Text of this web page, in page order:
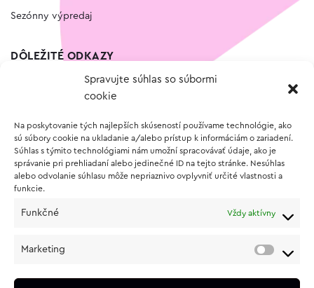
Spravujte súhlas so súbormi
cookie
Na poskytovanie tých najlepších skúseností používame technológie, ako
sú súbory cookie na ukladanie a/alebo prístup k informáciám o zariadení.
Súhlas s týmito technológiami nám umožní spracovávať údaje, ako je
správanie pri prehliadaní alebo jedinečné ID na tejto stránke. Nesúhlas
alebo odvolanie súhlasu môže nepriaznivo ovplyvniť určité vlastnosti a
funkcie.
Funkčné Vždy aktívny
Marketing
Sezónny výpredaj
DÔLEŽITÉ ODKAZY
Vernostný program
O NÁKUPE
Vrátenie a reklamácia tovaru